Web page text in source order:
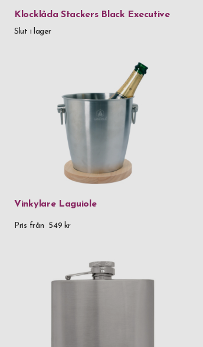
Klocklåda Stackers Black Executive
Slut i lager
Vinkylare Laguiole
Pris från 549 kr